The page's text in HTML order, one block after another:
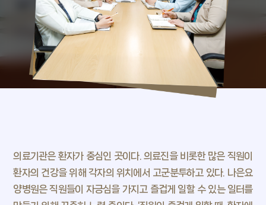
희망 브릿지
내일, 플레이스
트렌드 프리뷰
의료기관은 환자가 중심인 곳이다. 의료진을 비롯한 많은 직원이
환자의 건강을 위해 각자의 위치에서 고군분투하고 있다. 나은요
양병원은 직원들이 자긍심을 가지고 즐겁게 일할 수 있는 일터를